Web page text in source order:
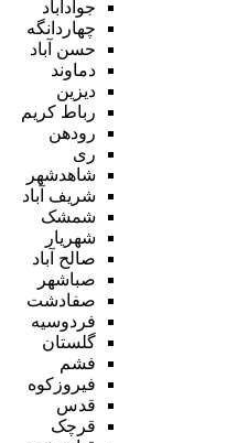
جوادآباد
چهاردانگه
حسن آباد
دماوند
دیزین
رباط کریم
رودهن
ری
شاهدشهر
شریف آباد
شمشک
شهریار
صالح آباد
صباشهر
صفادشت
فردوسیه
گلستان
فشم
فیروزکوه
قدس
قرچک